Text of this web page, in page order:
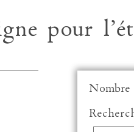
pour
Nombre